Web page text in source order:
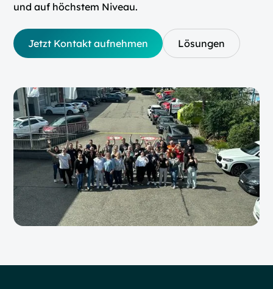
und auf höchstem Niveau.
Jetzt Kontakt aufnehmen Lösungen